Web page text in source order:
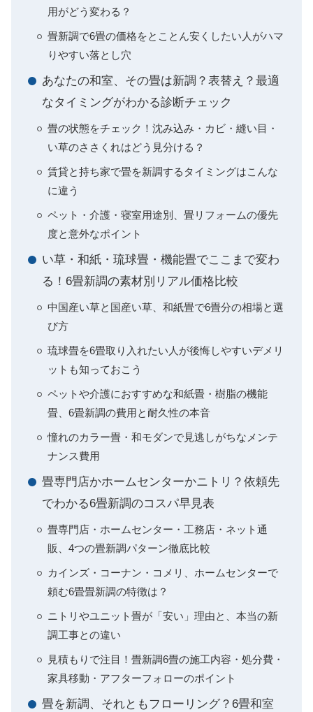
用がどう変わる？
畳新調で6畳の価格をとことん安くしたい人がハマ
りやすい落とし穴
あなたの和室、その畳は新調？表替え？最適
なタイミングがわかる診断チェック
畳の状態をチェック！沈み込み・カビ・縫い目・
い草のささくれはどう見分ける？
賃貸と持ち家で畳を新調するタイミングはこんな
に違う
ペット・介護・寝室用途別、畳リフォームの優先
度と意外なポイント
い草・和紙・琉球畳・機能畳でここまで変わ
る！6畳新調の素材別リアル価格比較
中国産い草と国産い草、和紙畳で6畳分の相場と選
び方
琉球畳を6畳取り入れたい人が後悔しやすいデメリ
ットも知っておこう
ペットや介護におすすめな和紙畳・樹脂の機能
畳、6畳新調の費用と耐久性の本音
憧れのカラー畳・和モダンで見逃しがちなメンテ
ナンス費用
畳専門店かホームセンターかニトリ？依頼先
でわかる6畳新調のコスパ早見表
畳専門店・ホームセンター・工務店・ネット通
販、4つの畳新調パターン徹底比較
カインズ・コーナン・コメリ、ホームセンターで
頼む6畳畳新調の特徴は？
ニトリやユニット畳が「安い」理由と、本当の新
調工事との違い
見積もりで注目！畳新調6畳の施工内容・処分費・
家具移動・アフターフォローのポイント
畳を新調、それともフローリング？6畳和室